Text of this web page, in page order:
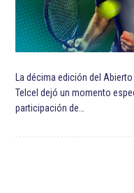
La décima edición del
Telcel dejó un momento
participación de…